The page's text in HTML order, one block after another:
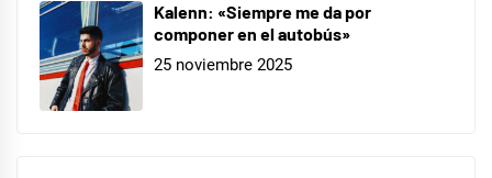
Kalenn: «Siempre me da por
componer en el autobús»
25 noviembre 2025